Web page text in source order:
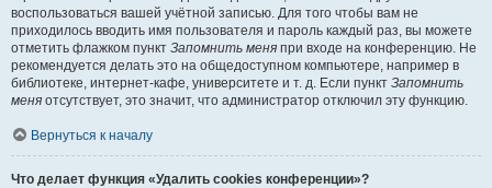
воспользоваться вашей учётной записью. Для того чтобы вам не
приходилось вводить имя пользователя и пароль каждый раз, вы можете
отметить флажком пункт Запомнить меня при входе на конференцию. Не
рекомендуется делать это на общедоступном компьютере, например в
библиотеке, интернет-кафе, университете и т. д. Если пункт Запомнить
меня отсутствует, это значит, что администратор отключил эту функцию.
Вернуться к началу
Что делает функция «Удалить cookies конференции»?